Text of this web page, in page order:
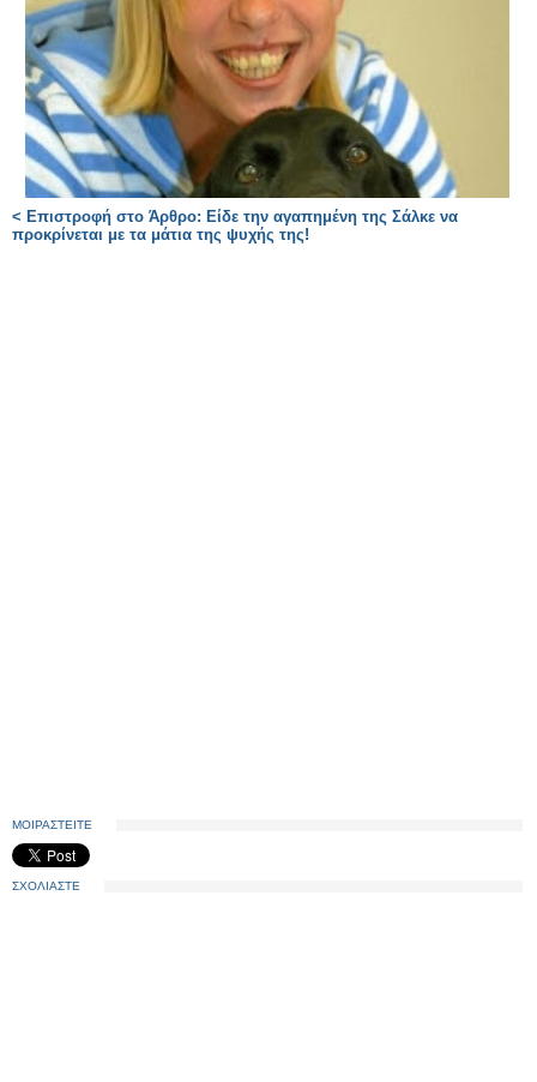
< Επιστροφή στο Άρθρο: Είδε την αγαπημένη της Σάλκε να
προκρίνεται με τα μάτια της ψυχής της!
ΜΟΙΡΑΣΤΕΙΤΕ
ΣΧΟΛΙΑΣΤΕ